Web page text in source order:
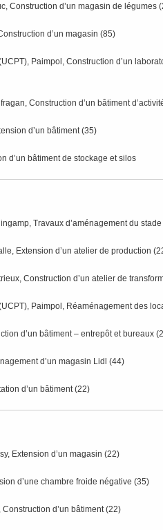
Construction d’un magasin de légumes
d’un magasin (85)
Paimpol, Construction d’un
Construction d’un bâtiment
d’un bâtiment (35)
d’un bâtiment de stockage et silos
Travaux d’aménagement du
Extension d’un atelier de production
Construction d’un atelier de
Paimpol, Réaménagement des
d’un bâtiment – entrepôt et bureaux
d’un magasin Lidl (44)
d’un bâtiment (22)
Extension d’un magasin (22)
d’une chambre froide négative (35)
d’un bâtiment (22)